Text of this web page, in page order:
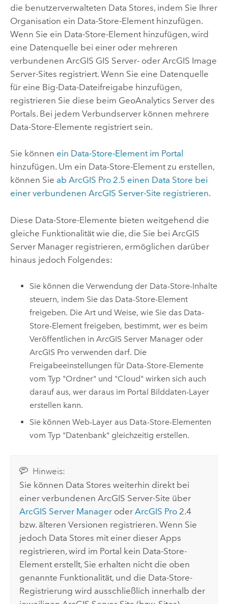
die benutzerverwalteten Data Stores, indem Sie Ihrer
Organisation ein Data-Store-Element hinzufügen.
Wenn Sie ein Data-Store-Element hinzufügen, wird
eine Datenquelle bei einer oder mehreren
verbundenen ArcGIS GIS Server- oder ArcGIS Image
Server-Sites registriert. Wenn Sie eine Datenquelle
für eine Big-Data-Dateifreigabe hinzufügen,
registrieren Sie diese beim GeoAnalytics Serverdes
Portals. Bei jedem Verbundserver können mehrere
Data-Store-Elemente registriert sein.
Sie können ein Data-Store-Element im Portal
hinzufügen. Um ein Data-Store-Element zu erstellen,
können Sie ab ArcGIS Pro2.5 einen Data Store bei
einer verbundenen ArcGIS Server-Site registrieren.
Diese Data-Store-Elemente bieten weitgehend die
gleiche Funktionalität wie die, die Sie bei ArcGIS
Server Managerregistrieren, ermöglichen darüber
hinaus jedoch Folgendes:
Sie können die Verwendung der Data-Store-Inhalte
steuern, indem Sie das Data-Store-Element
freigeben. Die Art und Weise, wie Sie das Data-
Store-Element freigeben, bestimmt, wer es beim
Veröffentlichen inArcGIS Server Manager oder
ArcGIS Pro verwenden darf. Die
Freigabeeinstellungen für Data-Store-Elemente
vom Typ "Ordner" und "Cloud" wirken sich auch
darauf aus, wer daraus im Portal Bilddaten-Layer
erstellen kann.
Sie können Web-Layer aus Data-Store-Elementen
vom Typ "Datenbank" gleichzeitig erstellen.
Hinweis:
Sie können Data Stores weiterhin direkt bei
einer verbundenenArcGIS Server-Site über
ArcGIS Server Manager oderArcGIS Pro 2.4
bzw. älteren Versionen registrieren. Wenn Sie
jedoch Data Stores mit einer dieser Apps
registrieren, wird im Portal kein Data-Store-
Element erstellt, Sie erhalten nicht die oben
genannte Funktionalität, und die Data-Store-
Registrierung wird ausschließlich innerhalb der